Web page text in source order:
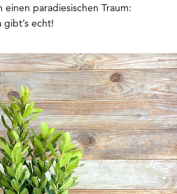
paradiesischen Traum:
gibt’s echt!